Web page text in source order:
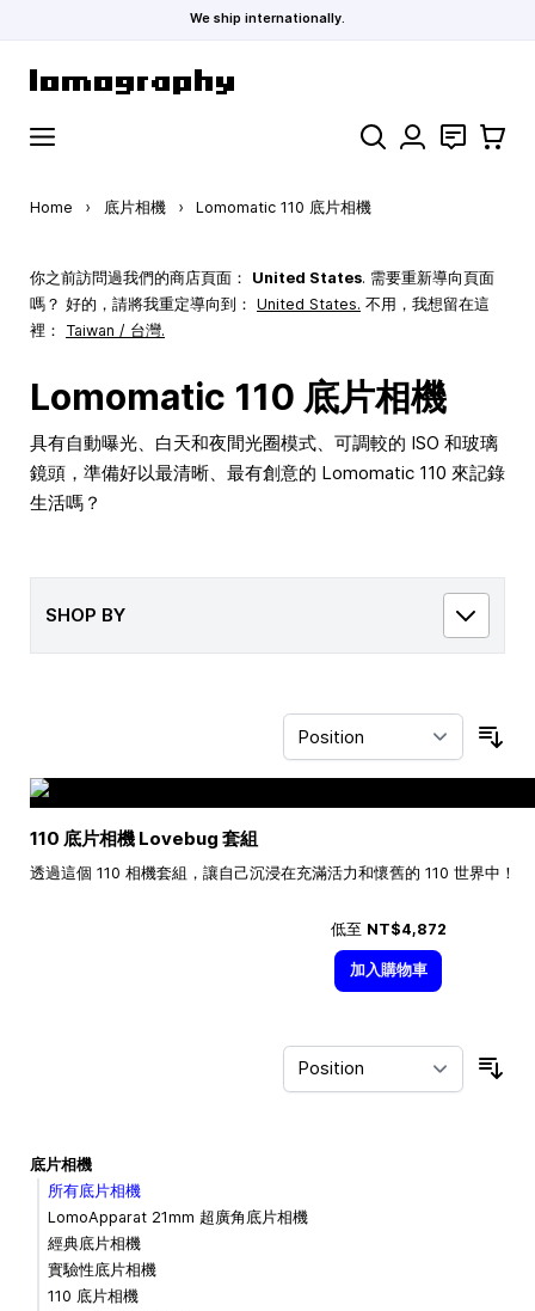
We ship internationally.
Search 聯絡 購物車
Home › 底片相機 › Lomomatic 110 底片相機
你之前訪問過我們的商店頁面： United States. 需要重新導向頁面
嗎？ 好的，請將我重定導向到： United States. 不用，我想留在這
裡： Taiwan / 台灣.
Lomomatic 110 底片相機
具有自動曝光、白天和夜間光圈模式、可調較的 ISO 和玻璃
鏡頭，準備好以最清晰、最有創意的 Lomomatic 110 來記錄
生活嗎？
SHOP BY
110 底片相機 Lovebug 套組
透過這個 110 相機套組，讓自己沉浸在充滿活力和懷舊的 110 世界中！
低至 NT$4,872
加入購物車
底片相機
所有底片相機
LomoApparat 21mm 超廣角底片相機
經典底片相機
實驗性底片相機
110 底片相機